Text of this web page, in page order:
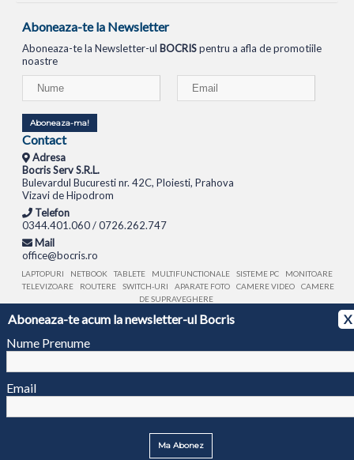
Aboneaza-te acum la newsletter-ul Bocris
X
Nume Prenume
Email
Ma Abonez
Aboneaza-te la Newsletter
Aboneaza-te la Newsletter-ul BOCRISpentru a afla de promotiile
noastre
Aboneaza-ma!
Contact
Adresa
Bocris Serv S.R.L.
Bulevardul Bucuresti nr. 42C, Ploiesti, Prahova
Vizavi de Hipodrom
Telefon
0344.401.060 / 0726.262.747
Mail
office@bocris.ro
LAPTOPURI NETBOOK TABLETE MULTIFUNCTIONALE SISTEME PC
MONITOARE
TELEVIZOARE
ROUTERE SWITCH-URI APARATE FOTO CAMERE VIDEO
CAMERE
DE SUPRAVEGHERE